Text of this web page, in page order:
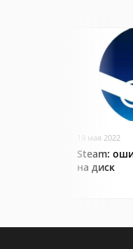
19 мая 2022
Steam:
на диск